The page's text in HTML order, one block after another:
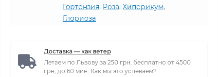
Гортензия, Роза, Хиперикум,
Глориоза
Доставка — как ветер
Летаем по Львову за 250 грн, бесплатно от 4500
грн, до 60 мин. Как мы это успеваем?